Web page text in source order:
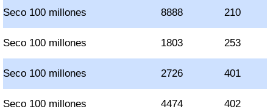
Seco 100 millones 8888 210
Seco 100 millones 1803 253
Seco 100 millones 2726 401
Seco 100 millones 4474 402